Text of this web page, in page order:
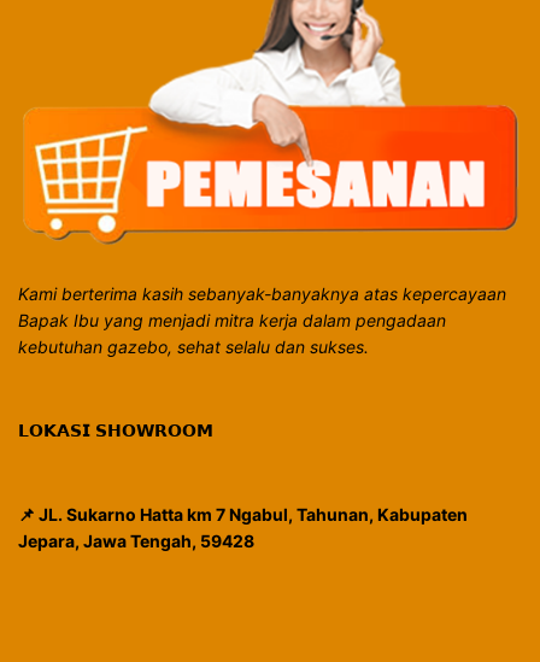
Kami berterima kasih sebanyak-banyaknya atas kepercayaan
Bapak Ibu yang menjadi mitra kerja dalam pengadaan
kebutuhan gazebo, sehat selalu dan sukses.
𝗟𝗢𝗞𝗔𝗦𝗜 𝗦𝗛𝗢𝗪𝗥𝗢𝗢𝗠
📌 JL. Sukarno Hatta km 7 Ngabul, Tahunan, Kabupaten
Jepara, Jawa Tengah, 59428